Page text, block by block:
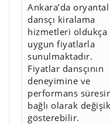
Ankara’da oryantal
dansçı kiralama
hizmetleri oldukça
uygun fiyatlarla
sunulmaktadır.
Fiyatlar dansçının
deneyimine ve
performans
bağlı olarak
gösterebilir.